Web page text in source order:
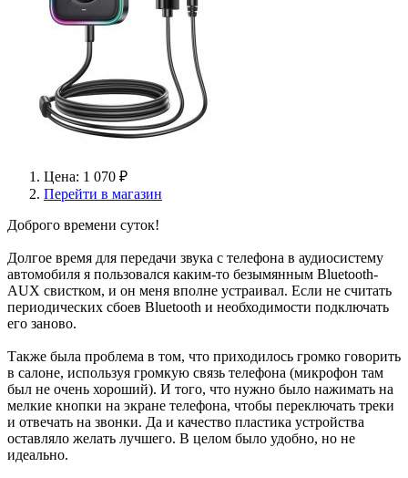
Цена: 1 070 ₽
Перейти в магазин
Доброго времени суток!
Долгое время для передачи звука с телефона в аудиосистему
автомобиля я пользовался каким-то безымянным Bluetooth-
AUX свистком, и он меня вполне устраивал. Если не считать
периодических сбоев Bluetooth и необходимости подключать
его заново.
Также была проблема в том, что приходилось громко говорить
в салоне, используя громкую связь телефона (микрофон там
был не очень хороший). И того, что нужно было нажимать на
мелкие кнопки на экране телефона, чтобы переключать треки
и отвечать на звонки. Да и качество пластика устройства
оставляло желать лучшего. В целом было удобно, но не
идеально.